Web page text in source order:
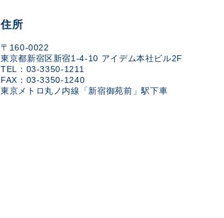
住所
〒160-0022
東京都新宿区新宿1-4-10 アイデム本社ビル2F
TEL：03-3350-1211
FAX：03-3350-1240
東京メトロ丸ノ内線「新宿御苑前」駅下車